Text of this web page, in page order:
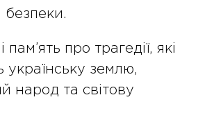
безпеки.
про трагедії, які
українську землю,
народ та світову